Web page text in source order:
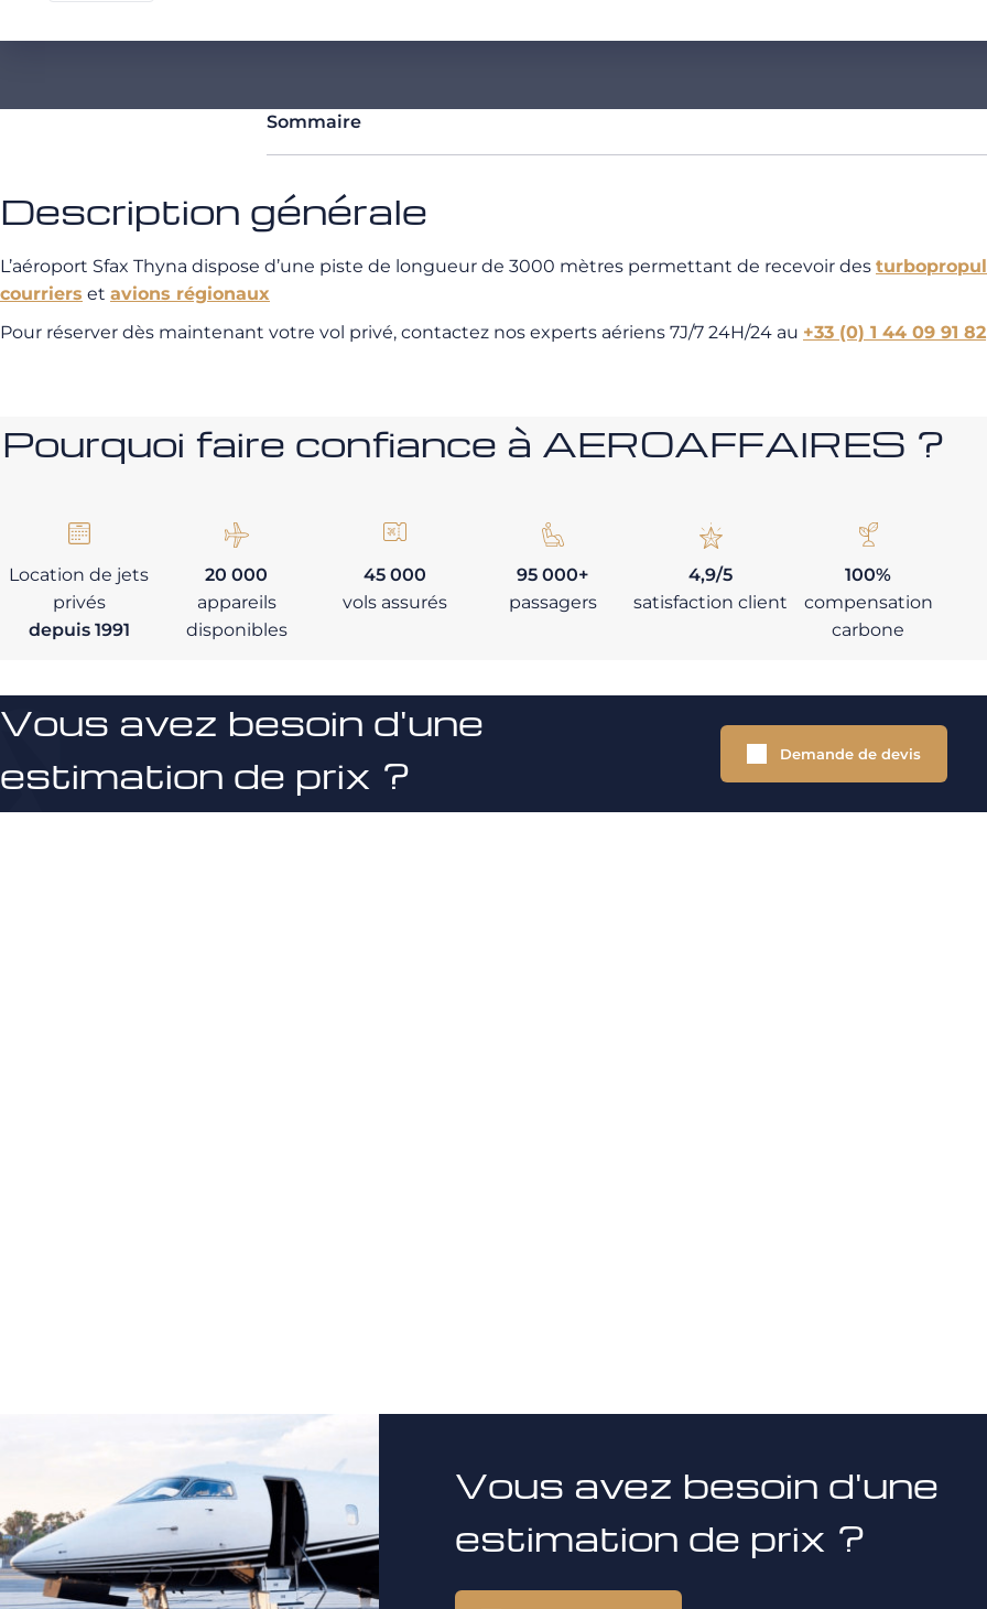
Sommaire
Description générale
L’aéroport Sfax Thyna dispose d’une piste de longueur de 3000 mètres permettant de recevoir des
courriers et avions régionaux
Pour réserver dès maintenant votre vol privé, contactez nos experts aériens 7J/7 24H/24 au +33 (0) 1 44 09 91 82
Pourquoi faire confiance à AEROAFFAIRES ?
Location de jets
privés
depuis 1991
20 000
appareils
disponibles
45 000
vols assurés
95 000+
passagers
4,9/5
satisfaction client
100%
compensation
carbone
Vous avez besoin d'une
estimation de prix ?
Demande de devis
Vous avez besoin d'une
estimation de prix ?